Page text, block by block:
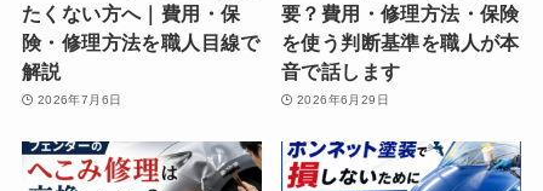
たくない方へ｜費用・保
険・修理方法を職人目線で
解説
2026年7月6日
要？費用・修理方法・保険
を使う判断基準を職人が本
音で話します
2026年6月29日